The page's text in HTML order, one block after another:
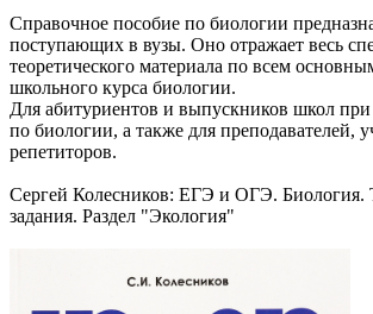
Справочное пособие по биологии
поступающих в вузы. Оно отражает весь
теоретического материала по всем
школьного курса биологии.
Для абитуриентов и выпускников школ
по биологии, а также для преподавателей,
репетиторов.
Сергей Колесников: ЕГЭ и ОГЭ. Биология.
задания. Раздел "Экология"